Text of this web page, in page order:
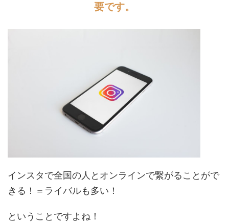
要です。
インスタで全国の人とオンラインで繋がることがで
きる！＝ライバルも多い！
ということですよね！